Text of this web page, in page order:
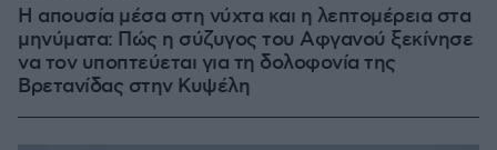
Η απουσία μέσα στη νύχτα και η λεπτομέρεια στα
μηνύματα: Πώς η σύζυγος του Αφγανού ξεκίνησε
να τον υποπτεύεται για τη δολοφονία της
Βρετανίδας στην Κυψέλη